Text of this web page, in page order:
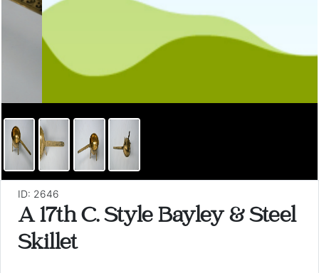
ID: 2646
A 17th C. Style Bayley & Steel
Skillet